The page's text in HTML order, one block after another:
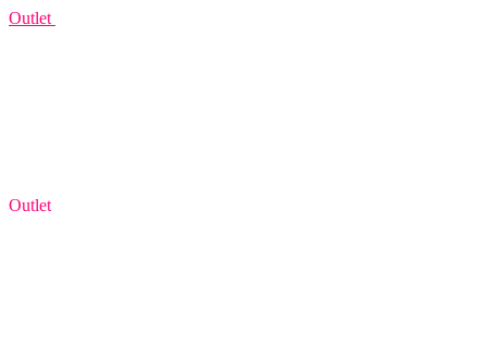
Outlet
Outlet